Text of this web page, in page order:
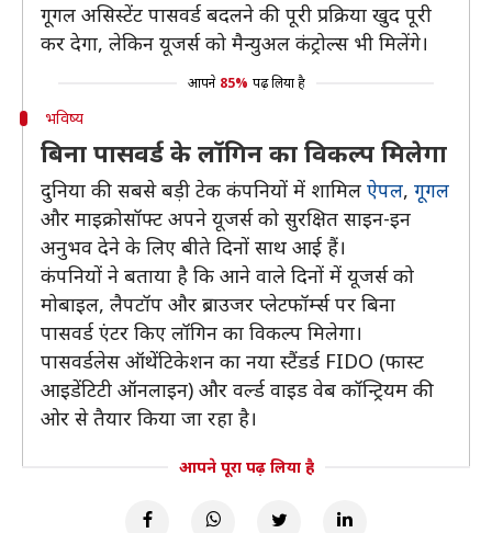
गूगल असिस्टेंट पासवर्ड बदलने की पूरी प्रक्रिया खुद पूरी
कर देगा, लेकिन यूजर्स को मैन्युअल कंट्रोल्स भी मिलेंगे।
आपने 85% पढ़ लिया है
भविष्य
बिना पासवर्ड के लॉगिन का विकल्प मिलेगा
दुनिया की सबसे बड़ी टेक कंपनियों में शामिल ऐपल, गूगल
और माइक्रोसॉफ्ट अपने यूजर्स को सुरक्षित साइन-इन
अनुभव देने के लिए बीते दिनों साथ आई हैं।
कंपनियों ने बताया है कि आने वाले दिनों में यूजर्स को
मोबाइल, लैपटॉप और ब्राउजर प्लेटफॉर्म्स पर बिना
पासवर्ड एंटर किए लॉगिन का विकल्प मिलेगा।
पासवर्डलेस ऑथेंटिकेशन का नया स्टैंडर्ड FIDO (फास्ट
आइडेंटिटी ऑनलाइन) और वर्ल्ड वाइड वेब कॉन्ट्रियम की
ओर से तैयार किया जा रहा है।
आपने पूरा पढ़ लिया है